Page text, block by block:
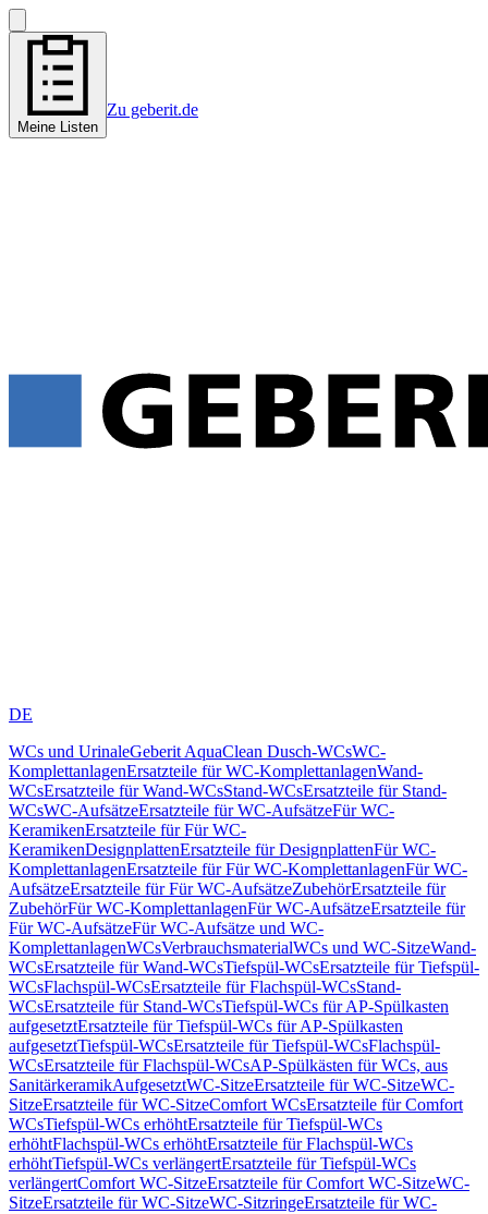
Meine Listen
Zu geberit.de
DE
WCs und UrinaleGeberit AquaClean Dusch-WCsWC-
KomplettanlagenErsatzteile für WC-KomplettanlagenWand-
WCsErsatzteile für Wand-WCsStand-WCsErsatzteile für Stand-
WCsWC-AufsätzeErsatzteile für WC-AufsätzeFür WC-
KeramikenErsatzteile für Für WC-
KeramikenDesignplattenErsatzteile für DesignplattenFür WC-
KomplettanlagenErsatzteile für Für WC-KomplettanlagenFür WC-
AufsätzeErsatzteile für Für WC-AufsätzeZubehörErsatzteile für
ZubehörFür WC-KomplettanlagenFür WC-AufsätzeErsatzteile für
Für WC-AufsätzeFür WC-Aufsätze und WC-
KomplettanlagenWCsVerbrauchsmaterialWCs und WC-SitzeWand-
WCsErsatzteile für Wand-WCsTiefspül-WCsErsatzteile für Tiefspül-
WCsFlachspül-WCsErsatzteile für Flachspül-WCsStand-
WCsErsatzteile für Stand-WCsTiefspül-WCs für AP-Spülkasten
aufgesetztErsatzteile für Tiefspül-WCs für AP-Spülkasten
aufgesetztTiefspül-WCsErsatzteile für Tiefspül-WCsFlachspül-
WCsErsatzteile für Flachspül-WCsAP-Spülkästen für WCs, aus
SanitärkeramikAufgesetztWC-SitzeErsatzteile für WC-SitzeWC-
SitzeErsatzteile für WC-SitzeComfort WCsErsatzteile für Comfort
WCsTiefspül-WCs erhöhtErsatzteile für Tiefspül-WCs
erhöhtFlachspül-WCs erhöhtErsatzteile für Flachspül-WCs
erhöhtTiefspül-WCs verlängertErsatzteile für Tiefspül-WCs
verlängertComfort WC-SitzeErsatzteile für Comfort WC-SitzeWC-
SitzeErsatzteile für WC-SitzeWC-SitzringeErsatzteile für WC-